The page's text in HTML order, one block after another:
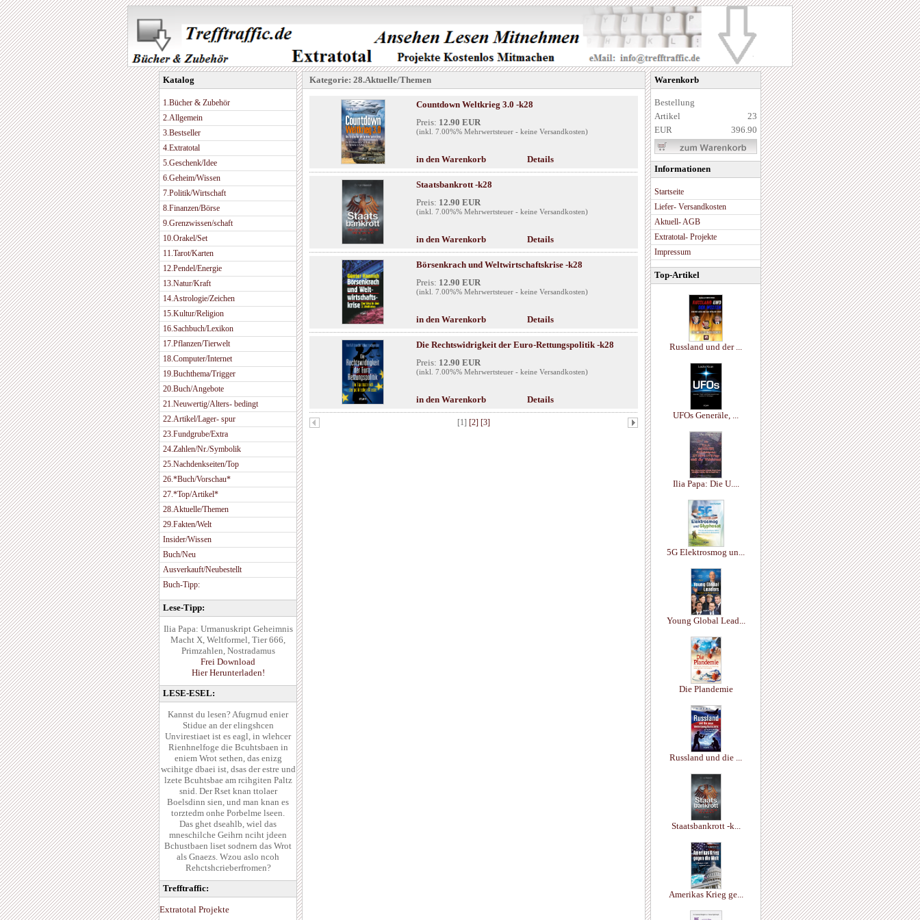
Katalog
1.Bücher & Zubehör
2.Allgemein
3.Bestseller
4.Extratotal
5.Geschenk/Idee
6.Geheim/Wissen
7.Politik/Wirtschaft
8.Finanzen/Börse
9.Grenzwissen/schaft
10.Orakel/Set
11.Tarot/Karten
12.Pendel/Energie
13.Natur/Kraft
14.Astrologie/Zeichen
15.Kultur/Religion
16.Sachbuch/Lexikon
17.Pflanzen/Tierwelt
18.Computer/Internet
19.Buchthema/Trigger
20.Buch/Angebote
21.Neuwertig/Alters- bedingt
22.Artikel/Lager- spur
23.Fundgrube/Extra
24.Zahlen/Nr./Symbolik
25.Nachdenkseiten/Top
26.*Buch/Vorschau*
27.*Top/Artikel*
28.Aktuelle/Themen
29.Fakten/Welt
Insider/Wissen
Buch/Neu
Ausverkauft/Neubestellt
Buch-Tipp:
Lese-Tipp:
Ilia Papa: Urmanuskript Geheimnis
Macht X, Weltformel, Tier 666,
Primzahlen, Nostradamus
Frei Download
Hier Herunterladen!
LESE-ESEL:
Kannst du lesen? Afugrnud enier
Stidue an der elingshcen
Unvirestiaet ist es eagl, in wlehcer
Rienhnelfoge die Bcuhtsbaen in
eniem Wrot sethen, das enizg
wcihitge dbaei ist, dsas der estre und
lzete Bcuhtsbae am rcihgiten Paltz
snid. Der Rset knan ttolaer
Boelsdinn sien, und man knan es
torztedm onhe Porbelme lseen.
Das ghet dseahlb, wiel das
mneschilche Geihrn nciht jdeen
Bchustbaen liset sodnern das Wrot
als Gnaezs. Wzou aslo ncoh
Rehctshcrieberfromen?
Trefftraffic:
Extratotal Projekte
Kategorie: 28.Aktuelle/Themen
Countdown Weltkrieg 3.0 -k28
Preis: 12.90 EUR
(inkl. 7.00%% Mehrwertsteuer - keine Versandkosten)
in den Warenkorb Details
Staatsbankrott -k28
Preis: 12.90 EUR
(inkl. 7.00%% Mehrwertsteuer - keine Versandkosten)
in den Warenkorb Details
Börsenkrach und Weltwirtschaftskrise -k28
Preis: 12.90 EUR
(inkl. 7.00%% Mehrwertsteuer - keine Versandkosten)
in den Warenkorb Details
Die Rechtswidrigkeit der Euro-Rettungspolitik -k28
Preis: 12.90 EUR
(inkl. 7.00%% Mehrwertsteuer - keine Versandkosten)
in den Warenkorb Details
[1] [2] [3]
Warenkorb
Bestellung
Artikel
23
EUR
396.90
Informationen
Startseite
Liefer- Versandkosten
Aktuell- AGB
Extratotal- Projekte
Impressum
Top-Artikel
Russland und der ...
UFOs Generäle, ...
Ilia Papa: Die U....
5G Elektrosmog un...
Young Global Lead...
Die Plandemie
Russland und die ...
Staatsbankrott -k...
Amerikas Krieg ge...